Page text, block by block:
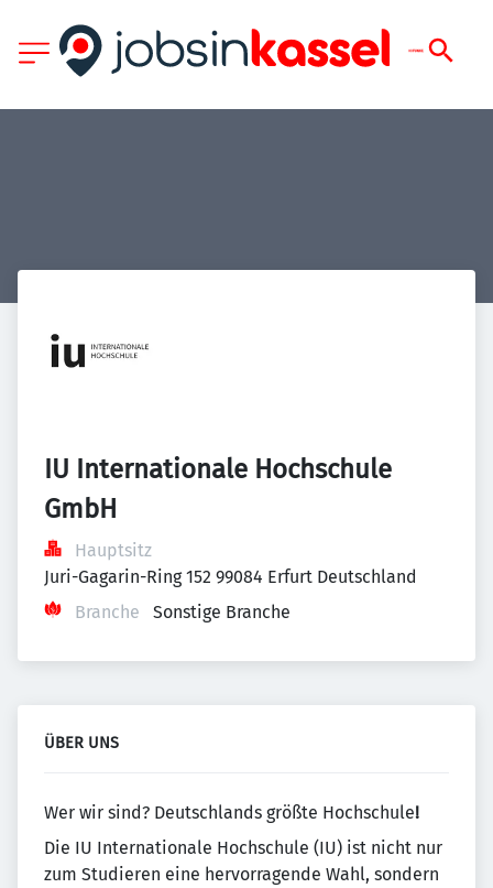
IU Internationale Hochschule
GmbH
Hauptsitz
Juri-Gagarin-Ring 152 99084 Erfurt Deutschland
Branche
Sonstige Branche
ÜBER UNS
Wer wir sind? Deutschlands größte Hochschule!
Die IU Internationale Hochschule (IU) ist nicht nur
zum Studieren eine hervorragende Wahl, sondern